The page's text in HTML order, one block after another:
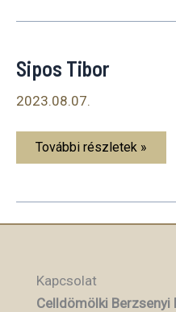
Sipos Tibor
2023.08.07.
Sipos
További részletek »
Kapcsolat
Celldömölki Berzsenyi